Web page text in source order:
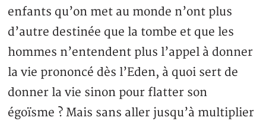
enfants qu’on met au monde n’ont plus
d’autre destinée que la tombe et que les
hommes n’entendent plus l’appel à donner
la vie prononcé dès l’Eden, à quoi sert de
donner la vie sinon pour flatter son
égoïsme ? Mais sans aller jusqu’à multiplier